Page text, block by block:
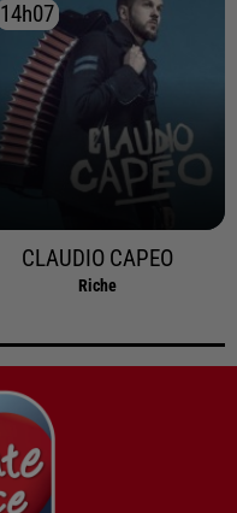
14h07
14h07
CLAUDIO CAPEO
Riche